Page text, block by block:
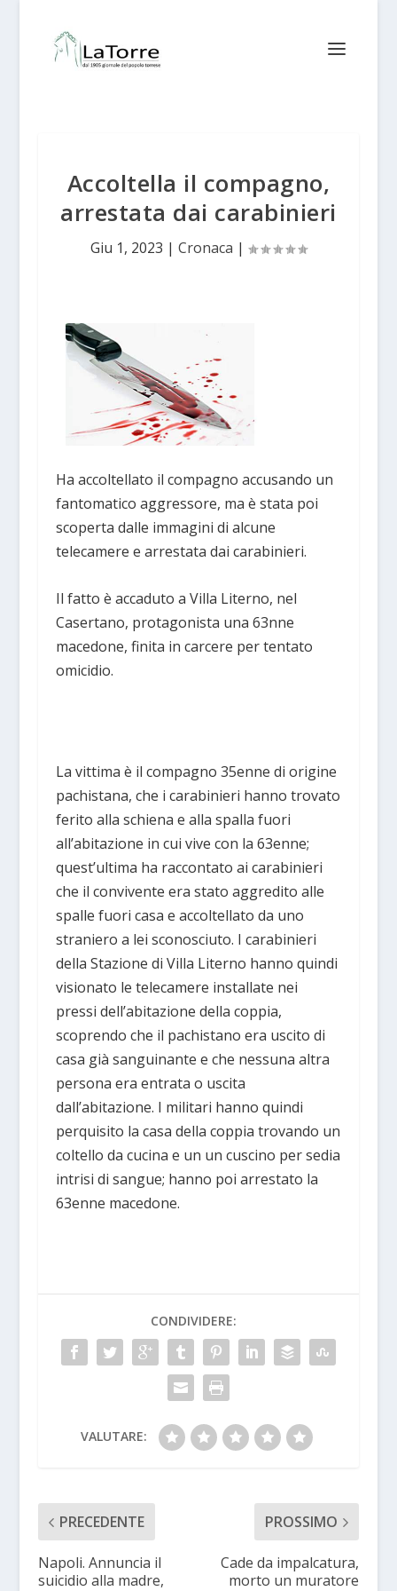
Accoltella il compagno,
arrestata dai carabinieri
Giu 1, 2023 | Cronaca |
Ha accoltellato il compagno accusando un
fantomatico aggressore, ma è stata poi
scoperta dalle immagini di alcune
telecamere e arrestata dai carabinieri.
Il fatto è accaduto a Villa Literno, nel
Casertano, protagonista una 63nne
macedone, finita in carcere per tentato
omicidio.
La vittima è il compagno 35enne di origine
pachistana, che i carabinieri hanno trovato
ferito alla schiena e alla spalla fuori
all’abitazione in cui vive con la 63enne;
quest’ultima ha raccontato ai carabinieri
che il convivente era stato aggredito alle
spalle fuori casa e accoltellato da uno
straniero a lei sconosciuto. I carabinieri
della Stazione di Villa Literno hanno quindi
visionato le telecamere installate nei
pressi dell’abitazione della coppia,
scoprendo che il pachistano era uscito di
casa già sanguinante e che nessuna altra
persona era entrata o uscita
dall’abitazione. I militari hanno quindi
perquisito la casa della coppia trovando un
coltello da cucina e un un cuscino per sedia
intrisi di sangue; hanno poi arrestato la
63enne macedone.
CONDIVIDERE:
VALUTARE:
PRECEDENTE
Napoli. Annuncia il
suicidio alla madre,
PROSSIMO
Cade da impalcatura,
morto un muratore